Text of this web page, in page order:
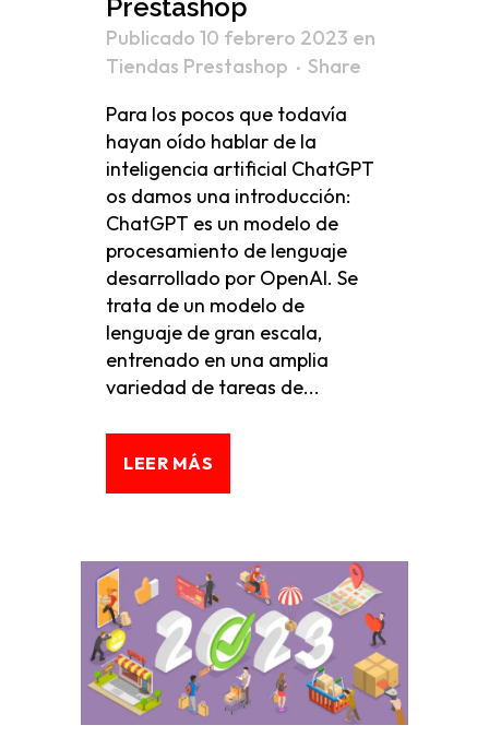
Prestashop
Publicado 10 febrero 2023 en
Tiendas Prestashop
Share
Para los pocos que todavía
hayan oído hablar de la
inteligencia artificial ChatGPT
os damos una introducción:
ChatGPT es un modelo de
procesamiento de lenguaje
desarrollado por OpenAI. Se
trata de un modelo de
lenguaje de gran escala,
entrenado en una amplia
variedad de tareas de...
LEER MÁS